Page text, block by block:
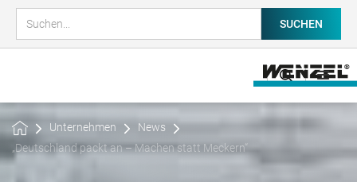
Unternehmen
News
„Deutschland packt an – Machen statt Meckern“